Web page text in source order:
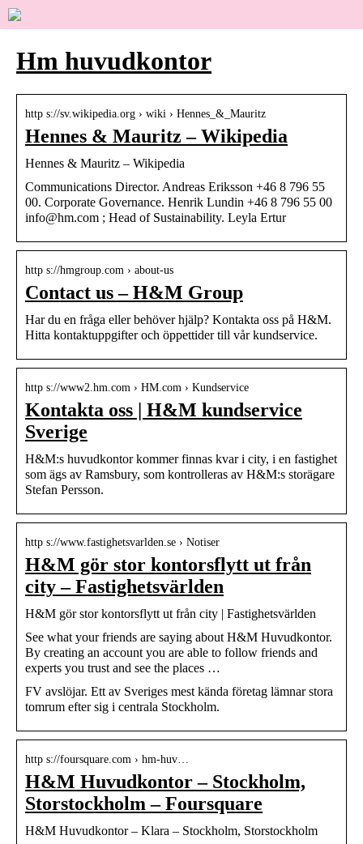
Hm huvudkontor
http s://sv.wikipedia.org › wiki › Hennes_&_Mauritz
Hennes & Mauritz – Wikipedia
Hennes & Mauritz – Wikipedia
Communications Director. Andreas Eriksson +46 8 796 55
00. Corporate Governance. Henrik Lundin +46 8 796 55 00
info@hm.com ; Head of Sustainability. Leyla Ertur
http s://hmgroup.com › about-us
Contact us – H&M Group
Har du en fråga eller behöver hjälp? Kontakta oss på H&M.
Hitta kontaktuppgifter och öppettider till vår kundservice.
http s://www2.hm.com › HM.com › Kundservice
Kontakta oss | H&M kundservice
Sverige
H&M:s huvudkontor kommer finnas kvar i city, i en fastighet
som ägs av Ramsbury, som kontrolleras av H&M:s storägare
Stefan Persson.
http s://www.fastighetsvarlden.se › Notiser
H&M gör stor kontorsflytt ut från
city – Fastighetsvärlden
H&M gör stor kontorsflytt ut från city | Fastighetsvärlden
See what your friends are saying about H&M Huvudkontor.
By creating an account you are able to follow friends and
experts you trust and see the places …
FV avslöjar. Ett av Sveriges mest kända företag lämnar stora
tomrum efter sig i centrala Stockholm.
http s://foursquare.com › hm-huv…
H&M Huvudkontor – Stockholm,
Storstockholm – Foursquare
H&M Huvudkontor – Klara – Stockholm, Storstockholm